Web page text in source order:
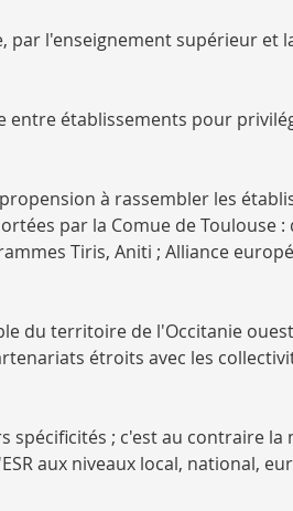
l'enseignement supérieur et
entre établissements pour
à rassembler les
par la Comue de Toulouse :
Tiris, Aniti ; Alliance
du territoire de l'Occitanie
étroits avec les
spécificités ; c'est au contraire la
aux niveaux local, national,